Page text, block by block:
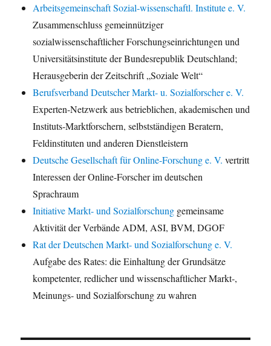
Arbeitsgemeinschaft Sozial-wissenschaftl. Institute e. V.
Zusammenschluss gemeinnütziger
sozialwissenschaftlicher Forschungseinrichtungen und
Universitätsinstitute der Bundesrepublik Deutschland;
Herausgeberin der Zeitschrift „Soziale Welt“
Berufsverband Deutscher Markt- u. Sozialforscher e. V.
Experten-Netzwerk aus betrieblichen, akademischen und
Instituts-Marktforschern, selbstständigen Beratern,
Feldinstituten und anderen Dienstleistern
Deutsche Gesellschaft für Online-Forschung e. V. vertritt
Interessen der Online-Forscher im deutschen
Sprachraum
Initiative Markt- und Sozialforschung gemeinsame
Aktivität der Verbände ADM, ASI, BVM, DGOF
Rat der Deutschen Markt- und Sozialforschung e. V.
Aufgabe des Rates: die Einhaltung der Grundsätze
kompetenter, redlicher und wissenschaftlicher Markt-,
Meinungs- und Sozialforschung zu wahren